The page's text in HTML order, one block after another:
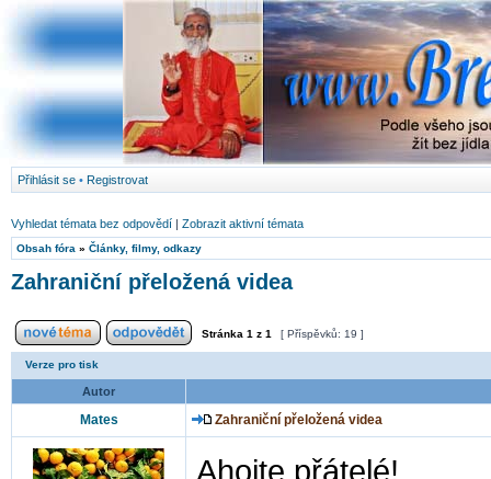
Přihlásit se • Registrovat
Vyhledat témata bez odpovědí | Zobrazit aktivní témata
Obsah fóra » Články, filmy, odkazy
Zahraniční přeložená videa
Stránka 1 z 1 [ Příspěvků: 19 ]
Verze pro tisk
Autor
Mates Zahraniční přeložená videa
Ahojte přátelé!